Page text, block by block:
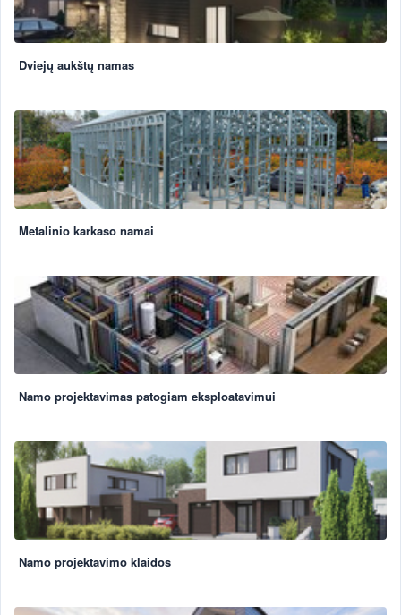
Dviejų aukštų namas
Metalinio karkaso namai
Namo projektavimas patogiam eksploatavimui
Namo projektavimo klaidos